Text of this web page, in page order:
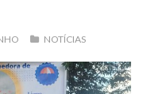
NOTÍCIAS